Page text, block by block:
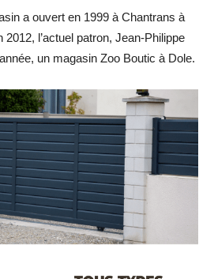
a ouvert en 1999 à Chantrans à
l’actuel patron, Jean-Philippe
un magasin Zoo Boutic à Dole.